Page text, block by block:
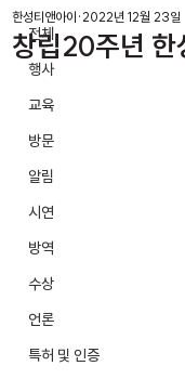
전체
행사
교육
방문
알림
시연
방역
수상
언론
특허 및 인증
창립20주년 한
한성티앤아이 2022년 12월 23일